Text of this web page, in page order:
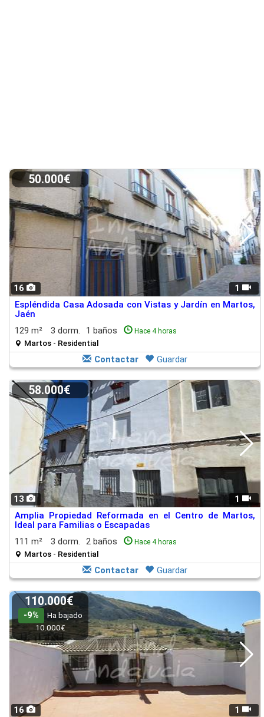
16 1
50.000€
Espléndida Casa Adosada con Vistas y Jardín en Martos,
Jaén
129 m²
3 dorm. 1 baños Hace 4 horas
Martos - Residential
Contactar Guardar
13 1
58.000€
Amplia Propiedad Reformada en el Centro de Martos,
Ideal para Familias o Escapadas
111 m²
3 dorm. 2 baños Hace 4 horas
Martos - Residential
Contactar Guardar
16 1
110.000€
-9%
Ha bajado
10.000€